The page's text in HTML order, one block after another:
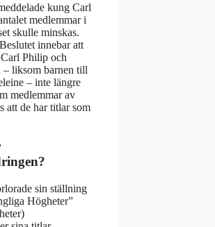
kung Carl
medlemmar i
skulle minskas.
innebar att
Philip och
– liksom barnen till
– inte längre
medlemmar av
att de har titlar som
sin ställning
Högheter”